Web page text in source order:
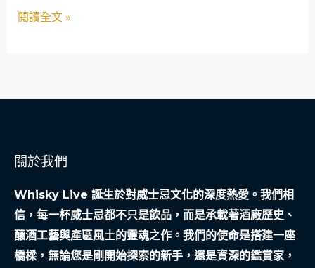
房
處
生
閱讀全文 »
關於我們
Whisky Live 誕生於對威士忌文化的深度熱愛。我們相
信，每一杯威士忌都不只是飲品，而是承載著酒廠歷史、
釀酒工藝與產區風土的靈魂之作。我們的使命是搭建一座
橋樑，無論您是剛開始探索的新手，還是資深的鑑賞家，